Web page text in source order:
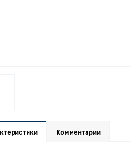
Комментарии